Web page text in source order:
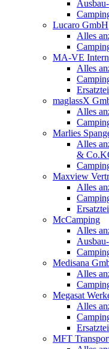
Lucaro GmbH
Alles
MA-VE
Alles
maglassX
Alles
Marlies
Alles
&
Maxview
Alles
McCamping
Alles
Medisana
Alles
Megasat
Alles
MFT